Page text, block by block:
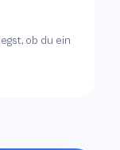
ob du ein